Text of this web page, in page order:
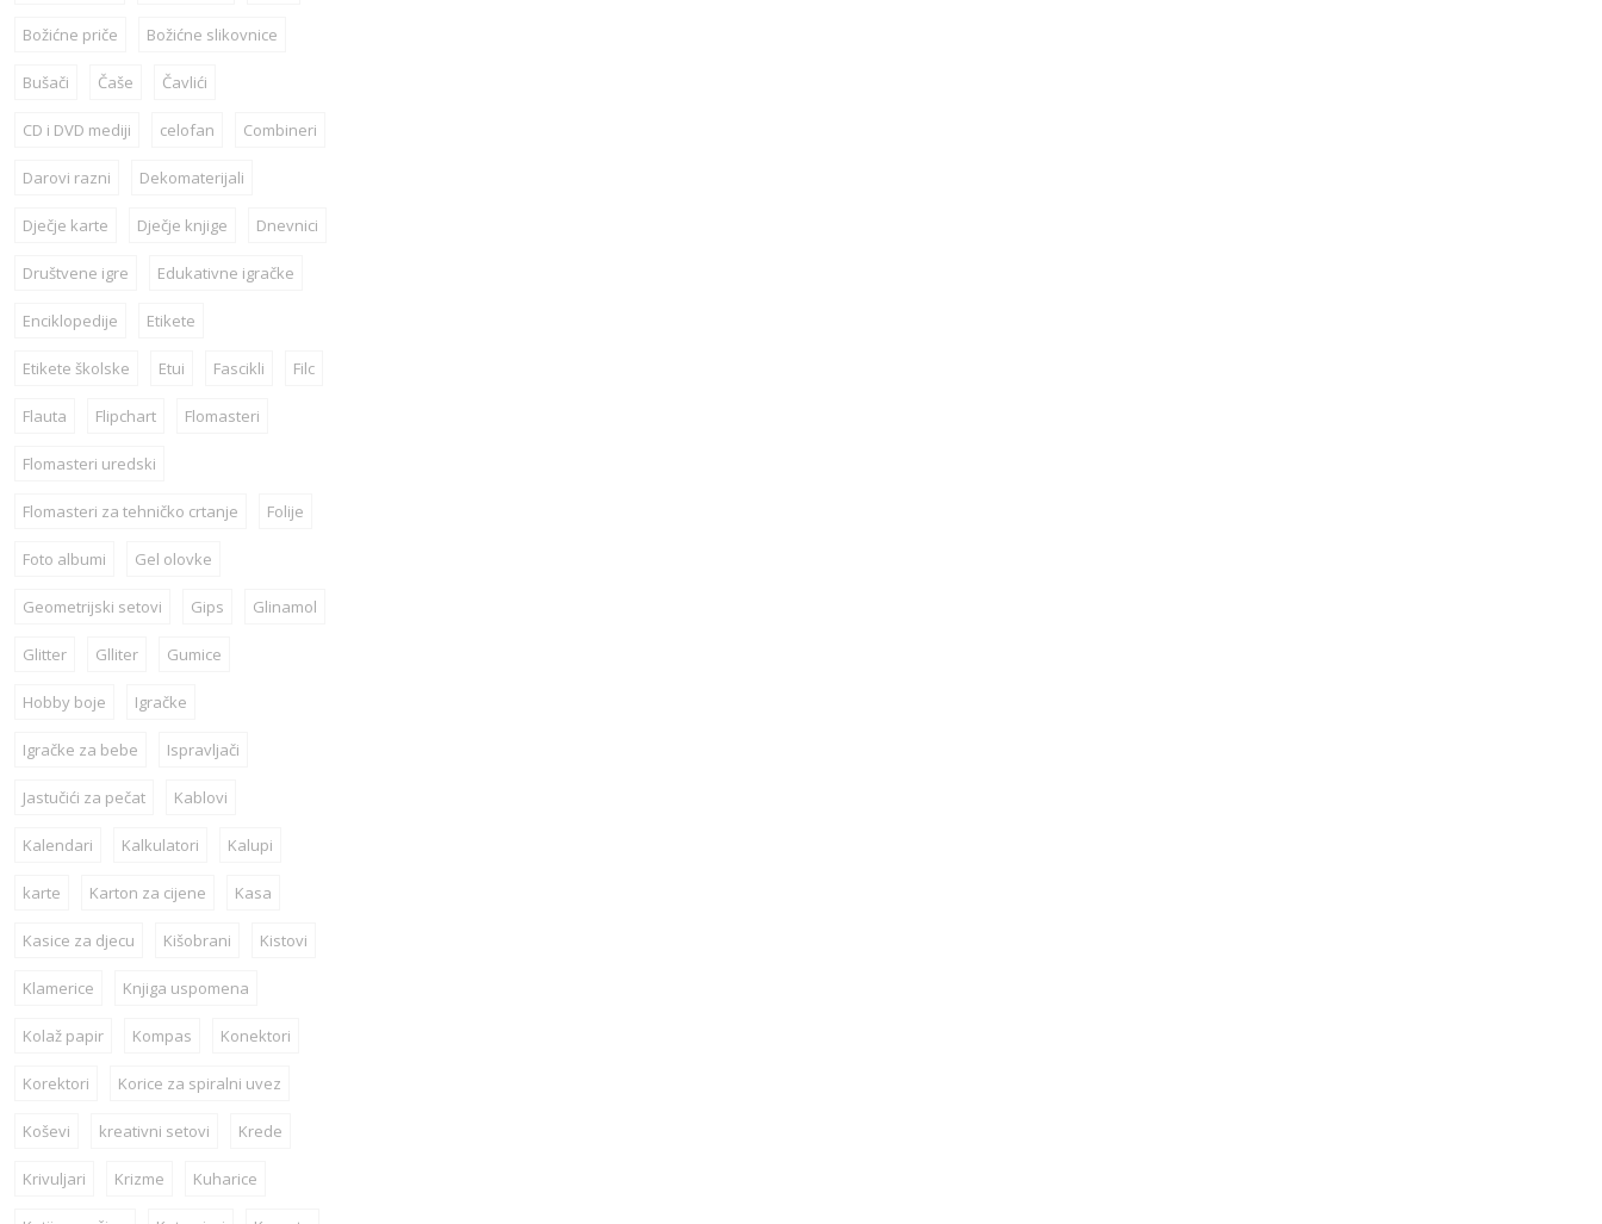
Božićne priče Božićne slikovnice
Bušači Čaše Čavlići
CD i DVD mediji celofan Combineri
Darovi razni Dekomaterijali
Dječje karte Dječje knjige Dnevnici
Društvene igre Edukativne igračke
Enciklopedije Etikete
Etikete školske Etui Fascikli Filc
Flauta Flipchart Flomasteri
Flomasteri uredski
Flomasteri za tehničko crtanje Folije
Foto albumi Gel olovke
Geometrijski setovi Gips Glinamol
Glitter Glliter Gumice
Hobby boje Igračke
Igračke za bebe Ispravljači
Jastučići za pečat Kablovi
Kalendari Kalkulatori Kalupi
karte Karton za cijene Kasa
Kasice za djecu Kišobrani Kistovi
Klamerice Knjiga uspomena
Kolaž papir Kompas Konektori
Korektori Korice za spiralni uvez
Koševi kreativni setovi Krede
Krivuljari Krizme Kuharice